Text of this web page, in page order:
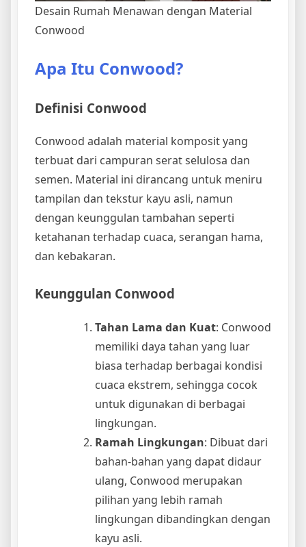
Desain Rumah Menawan dengan Material
Conwood
Apa Itu Conwood?
Definisi Conwood
Conwood adalah material komposit yang
terbuat dari campuran serat selulosa dan
semen. Material ini dirancang untuk meniru
tampilan dan tekstur kayu asli, namun
dengan keunggulan tambahan seperti
ketahanan terhadap cuaca, serangan hama,
dan kebakaran.
Keunggulan Conwood
Tahan Lama dan Kuat: Conwood
memiliki daya tahan yang luar
biasa terhadap berbagai kondisi
cuaca ekstrem, sehingga cocok
untuk digunakan di berbagai
lingkungan.
Ramah Lingkungan: Dibuat dari
bahan-bahan yang dapat didaur
ulang, Conwood merupakan
pilihan yang lebih ramah
lingkungan dibandingkan dengan
kayu asli.